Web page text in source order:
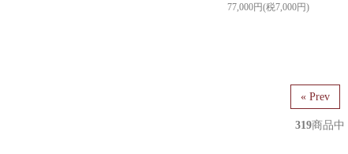
77,000円(税7,000円)
« Prev
319商品中